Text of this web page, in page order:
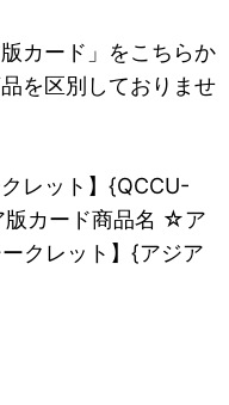
カード」をこちらか
を区別しておりませ
レット】{QCCU-
版カード商品名 ☆ア
クレット】{アジア